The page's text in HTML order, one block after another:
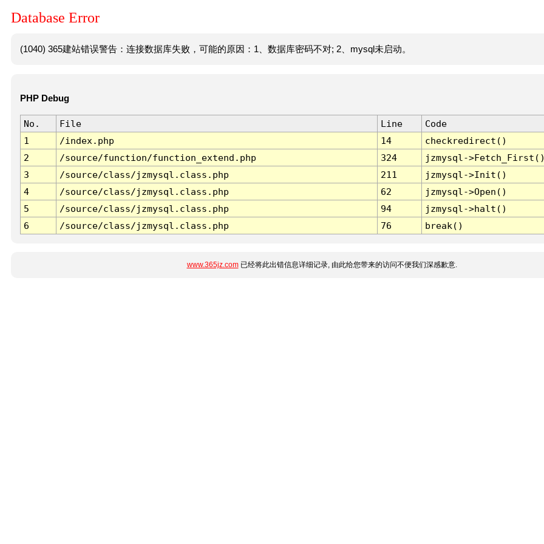
Database Error
(1040) 365建站错误警告：连接数据库失败，可能的原因：1、数据库密码不对; 2、mysql未启动。
PHP Debug
No. File Line
Code
1
/index.php 14
checkredirect()
2
/source/function/function_extend.php 324
jzmysql-
3
/source/class/jzmysql.class.php 211
jzmysql->Init()
4
/source/class/jzmysql.class.php 62
jzmysql->Open()
5
/source/class/jzmysql.class.php 94
jzmysql->halt()
6
/source/class/jzmysql.class.php 76 break()
www.365jz.com已经将此出错信息详细记录, 由此给您带来的访问不便我们深感歉意.